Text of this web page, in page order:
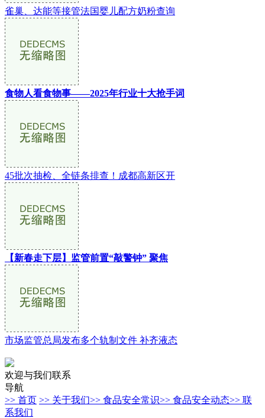
雀巢、达能等接管法国婴儿配方奶粉查询
食物人看食物事——2025年行业十大抢手词
45批次抽检、全链条排查！成都高新区开
【新春走下层】监管前置“敲警钟” 聚焦
市场监管总局发布多个轨制文件 补齐液态
欢迎与我们联系
导航
>> 首页 >> 关于我们>> 食品安全常识>> 食品安全动态>> 联
系我们